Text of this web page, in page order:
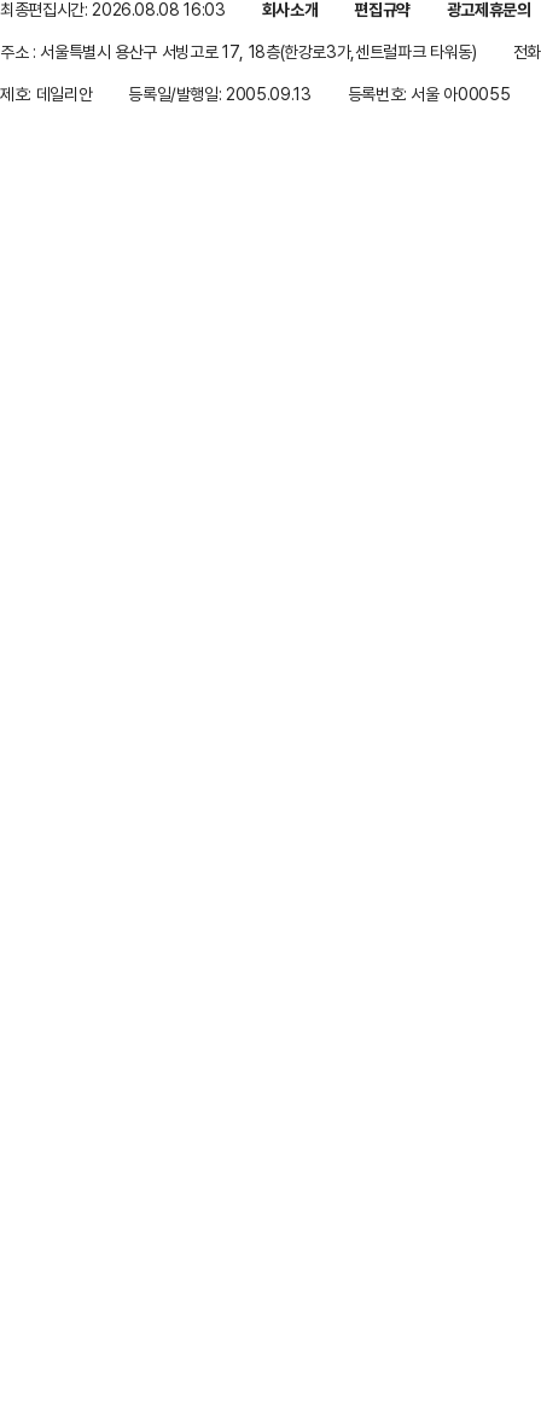
최종편집시간: 2026.08.08 16:03 회사소개 편집규약
광고제휴문의
주소 : 서울특별시 용산구 서빙고로 17, 18층(한강로3가,센트럴파크 타워동)
전
제호: 데일리안
등록일/발행일: 2005.09.13 등록번호: 서울 아00055